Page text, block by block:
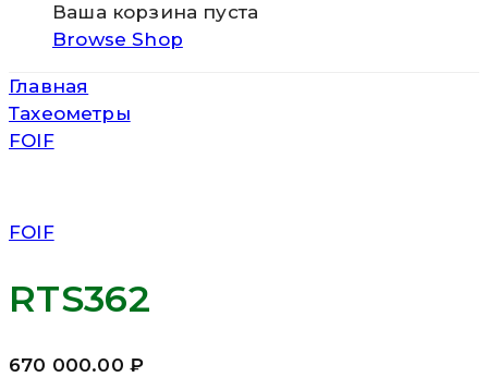
Ваша корзина пуста
Browse Shop
Главная
Тахеометры
FOIF
FOIF
RTS362
670 000.00 ₽